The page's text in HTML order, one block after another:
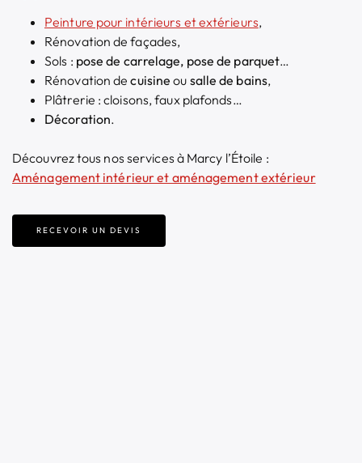
Peinture pour intérieurs et extérieurs,
Rénovation de façades,
Sols : pose de carrelage, pose de parquet…
Rénovation de cuisine ou salle de bains,
Plâtrerie : cloisons, faux plafonds…
Décoration.
Découvrez tous nos services à Marcy l’Étoile :
Aménagement intérieur et aménagement extérieur
RECEVOIR UN DEVIS